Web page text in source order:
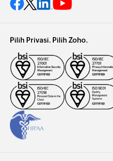
Pilih Privasi. Pilih Zoho.